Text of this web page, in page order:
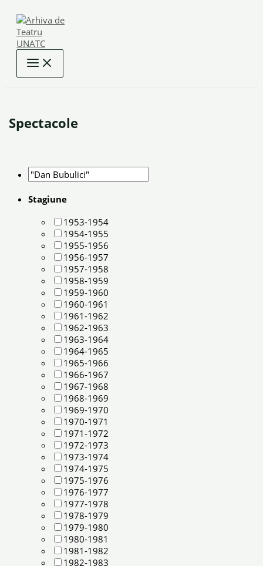
content
Spectacole
Stagiune
1953-1954
1954-1955
1955-1956
1956-1957
1957-1958
1958-1959
1959-1960
1960-1961
1961-1962
1962-1963
1963-1964
1964-1965
1965-1966
1966-1967
1967-1968
1968-1969
1969-1970
1970-1971
1971-1972
1972-1973
1973-1974
1974-1975
1975-1976
1976-1977
1977-1978
1978-1979
1979-1980
1980-1981
1981-1982
1982-1983